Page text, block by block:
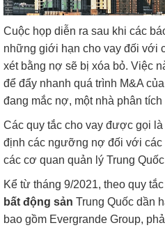
Cuộc họp diễn ra sau khi các
những giới hạn cho vay đối với
xét bằng nợ sẽ bị xóa bỏ. Việc
để đẩy nhanh quá trình M&A
đang mắc nợ, một nhà phân tích
Các quy tắc cho vay được gọi
định các ngưỡng nợ đối với
các cơ quan quản lý Trung
Kể từ tháng 9/2021, theo quy
bất động sản Trung Quốc dần
bao gồm Evergrande Group,